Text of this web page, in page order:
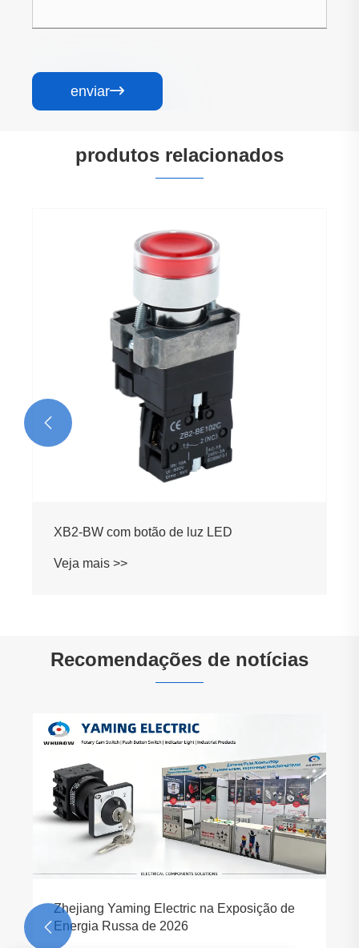
enviar
produtos relacionados
XB2-BW com botão de luz LED
Veja mais >>

Recomendações de notícias
Zhejiang Yaming Electric na Exposição de
Energia Russa de 2026
